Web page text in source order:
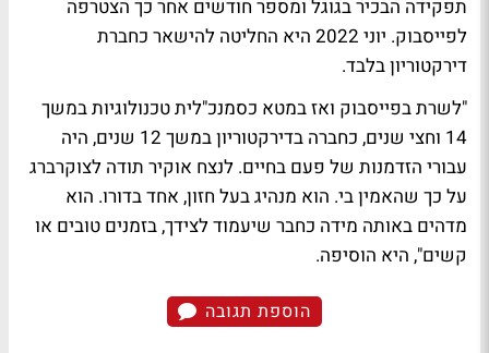
תפקידה הבכיר בגוגל ומספר חודשים אחר כך הצטרפה
לפייסבוק. יוני 2022 היא החליטה להישאר כחברת
דירקטוריון בלבד.
"לשרת בפייסבוק ואז במטא כסמנכ"לית טכנולוגיות במשך
14 וחצי שנים, כחברה בדירקטוריון במשך 12 שנים, היה
עבורי הזדמנות של פעם בחיים. לנצח אוקיר תודה לצוקרברג
על כך שהאמין בי. הוא מנהיג בעל חזון, אחד בדורו. הוא
מדהים באותה מידה כחבר שיעמוד לצידך, בזמנים טובים או
קשים", היא הוסיפה.
הוספת תגובה